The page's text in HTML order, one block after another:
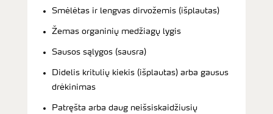
Smėlėtas ir lengvas dirvožemis (išplautas)
Žemas organinių medžiagų lygis
Sausos sąlygos (sausra)
Didelis kritulių kiekis (išplautas) arba gausus
drėkinimas
Patręšta arba daug neišsiskaidžiusių